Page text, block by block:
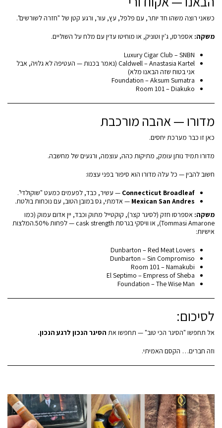
כשאני רוצה משהו חד יותר, עם פלפל, עץ, עור, ורגע קטן של "חזרה לשורשים".
משקה: אספרסו, ג'ין וטוניק, או מוחיטו עדין עם מלח על השוליים.
Luxury Cigar Club – SNBN
Caldwell – Anastasia Kartel (נאמר בכנות — העטיפה לא גלויה, אבל
אני בטוח שזה הבאנו מלא)
Foundation – Aksum Sumatra
Room 101 – Diakuko
מדורו — אהבה מורכבת
כאן זו כבר מערכת יחסים.
מדורו תמיד נותן עומק, מתיקות כהה, עוצמה, ורגעים של מחשבה.
חשוב להבין — כל עלה מדורו הוא סיפור בפני עצמו:
Connecticut Broadleaf — עשיר, כבד, לפעמים כמעט "שוקולדי".
Mexican San Andres — אדמתי, גס במובן הטוב, עם נוכחות בולטת.
משקה: אספרסו חזק (לסיגר קצר), קוקטייל מתוק וכבד, יין אדום עמוק (כמו
Tommasi Amarone), או וויסקי בגרסת cask strength — לפחות 50%.המלצות
אישיות:
Dunbarton – Red Meat Lovers
Dunbarton – Sin Compromiso
Room 101 – Namakubi
El Septimo – Empress of Sheba
Foundation – The Wise Man
לסיכום:
אל תחפשו "הסיגר הכי טוב" — תחפשו את הסיגר הנכון לרגע הנכון.
וזה חברים… הקסם האמיתי.